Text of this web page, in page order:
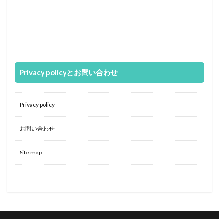
Privacy policyとお問い合わせ
Privacy policy
お問い合わせ
Site map